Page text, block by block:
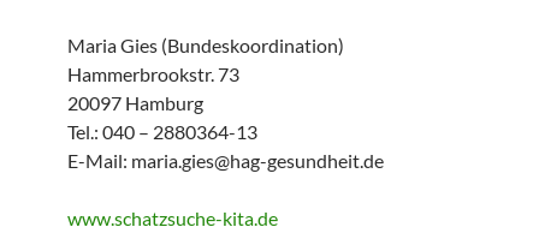
Maria Gies (Bundeskoordination)
Hammerbrookstr. 73
20097 Hamburg
Tel.: 040 – 2880364-13
E-Mail: maria.gies@hag-gesundheit.de
www.schatzsuche-kita.de